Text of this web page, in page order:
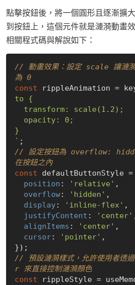
點擊按鈕後，將一個圓形且逐漸擴
到按鈕上，這個元件就是漣漪動畫
相關程式碼與解說如下：
// 動畫效果：設定 scale 讓漣漪
為 0
const rippleAnimation =
to {
}
`
// 設定按鈕為 overflow:
在按鈕之內
const defaultButtonStyle
position : 'relative' ,
overflow: 'hidden' ,
display: 'inline-flex' ,
justifyContent : 'center'
alignItems : 'center' ,
cursor: 'pointer' ,
// 預設漣漪樣式，允許使用者
r 來直接控制漣漪顏色
const rippleStyle =